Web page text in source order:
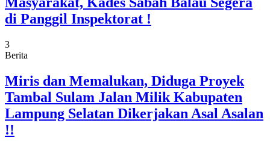
di Panggil Inspektorat !
3
Berita
Miris dan Memalukan, Diduga Proyek
Tambal Sulam Jalan Milik Kabupaten
Lampung Selatan Dikerjakan Asal Asalan
!!